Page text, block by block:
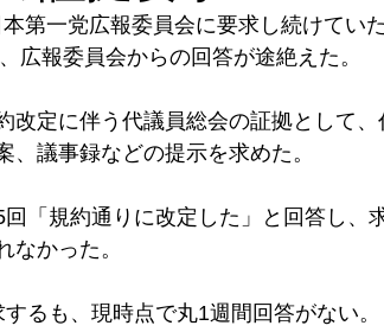
第一党広報委員会に要求し続けてい
広報委員会からの回答が途絶えた。
改定に伴う代議員総会の証拠として、
、議事録などの提示を求めた。
「規約通りに改定した」と回答し、
なかった。
るも、現時点で丸1週間回答がない。